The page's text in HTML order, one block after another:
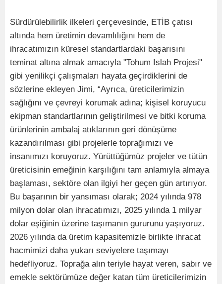
Sürdürülebilirlik ilkeleri çerçevesinde, ETİB çatısı
altında hem üretimin devamlılığını hem de
ihracatımızın küresel standartlardaki başarısını
teminat altına almak amacıyla "Tohum Islah Projesi"
gibi yenilikçi çalışmaları hayata geçirdiklerini de
sözlerine ekleyen Jimi, “Ayrıca, üreticilerimizin
sağlığını ve çevreyi korumak adına; kişisel koruyucu
ekipman standartlarının geliştirilmesi ve bitki koruma
ürünlerinin ambalaj atıklarının geri dönüşüme
kazandırılması gibi projelerle toprağımızı ve
insanımızı koruyoruz. Yürüttüğümüz projeler ve tütün
üreticisinin emeğinin karşılığını tam anlamıyla almaya
başlaması, sektöre olan ilgiyi her geçen gün artırıyor.
Bu başarının bir yansıması olarak; 2024 yılında 978
milyon dolar olan ihracatımızı, 2025 yılında 1 milyar
dolar eşiğinin üzerine taşımanın gururunu yaşıyoruz.
2026 yılında da üretim kapasitemizle birlikte ihracat
hacmimizi daha yukarı seviyelere taşımayı
hedefliyoruz. Toprağa alın teriyle hayat veren, sabır ve
emekle sektörümüze değer katan tüm üreticilerimizin